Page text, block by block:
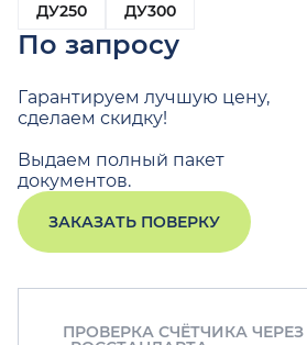
ДУ250
ДУ300
По запросу
Гарантируем лучшую цену,
сделаем скидку!
Выдаем полный пакет
документов.
ЗАКАЗАТЬ ПОВЕРКУ
ПРОВЕРКА СЧЁТЧИКА